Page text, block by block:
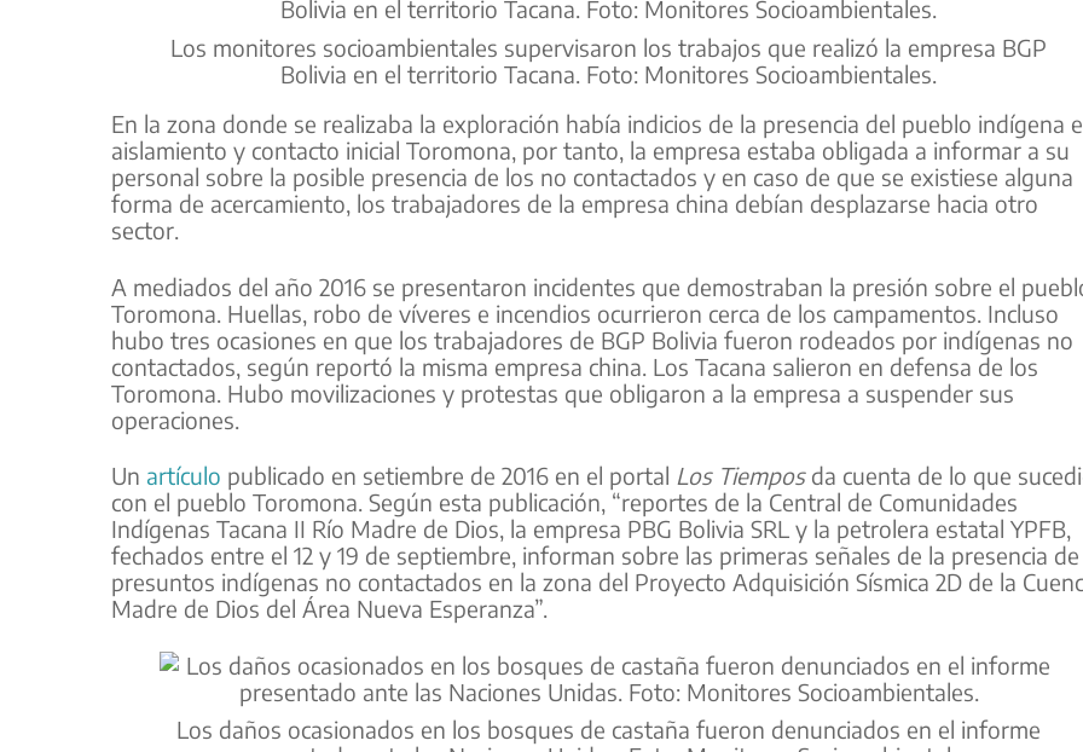
Los monitores socioambientales supervisaron los trabajos que realizó la empresa BGP
Bolivia en el territorio Tacana. Foto: Monitores Socioambientales.
En la zona donde se realizaba la exploración había indicios de la presencia del pueblo indígena
aislamiento y contacto inicial Toromona, por tanto, la empresa estaba obligada a informar a su
personal sobre la posible presencia de los no contactados y en caso de que se existiese alguna
forma de acercamiento, los trabajadores de la empresa china debían desplazarse hacia otro
sector.
A mediados del año 2016 se presentaron incidentes que demostraban la presión sobre el
Toromona. Huellas, robo de víveres e incendios ocurrieron cerca de los campamentos. Incluso
hubo tres ocasiones en que los trabajadores de BGP Bolivia fueron rodeados por indígenas no
contactados, según reportó la misma empresa china. Los Tacana salieron en defensa de los
Toromona. Hubo movilizaciones y protestas que obligaron a la empresa a suspender sus
operaciones.
Un artículo publicado en setiembre de 2016 en el portal Los Tiempos da cuenta de lo que
con el pueblo Toromona. Según esta publicación, “reportes de la Central de Comunidades
Indígenas Tacana II Río Madre de Dios, la empresa PBG Bolivia SRL y la petrolera estatal YPFB,
fechados entre el 12 y 19 de septiembre, informan sobre las primeras señales de la presencia de
presuntos indígenas no contactados en la zona del Proyecto Adquisición Sísmica 2D de la
Madre de Dios del Área Nueva Esperanza”.
Los daños ocasionados en los bosques de castaña fueron denunciados en el informe